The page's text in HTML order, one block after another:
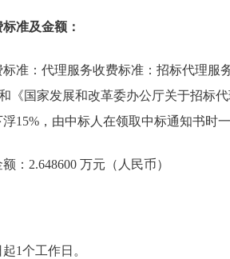
准及金额：
准：代理服务收费标准：招标代理服
《国家发展和改革委办公厅关于招标
15%，由中标人在领取中标通知书时
：2.648600 万元（人民币）
1个工作日。